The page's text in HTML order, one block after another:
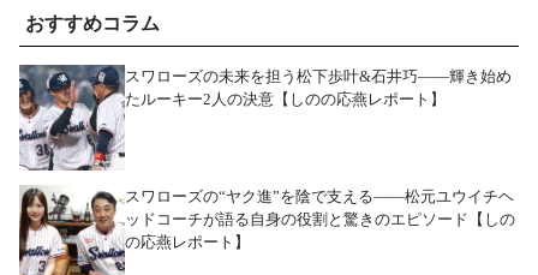
おすすめコラム
スワローズの未来を担う松下歩叶&石井巧――輝き始め
たルーキー2人の決意【しのの応燕レポート】
スワローズの“ヤク進”を陰で支える――松元ユウイチヘ
ッドコーチが語る自身の役割と驚きのエピソード【しの
の応燕レポート】